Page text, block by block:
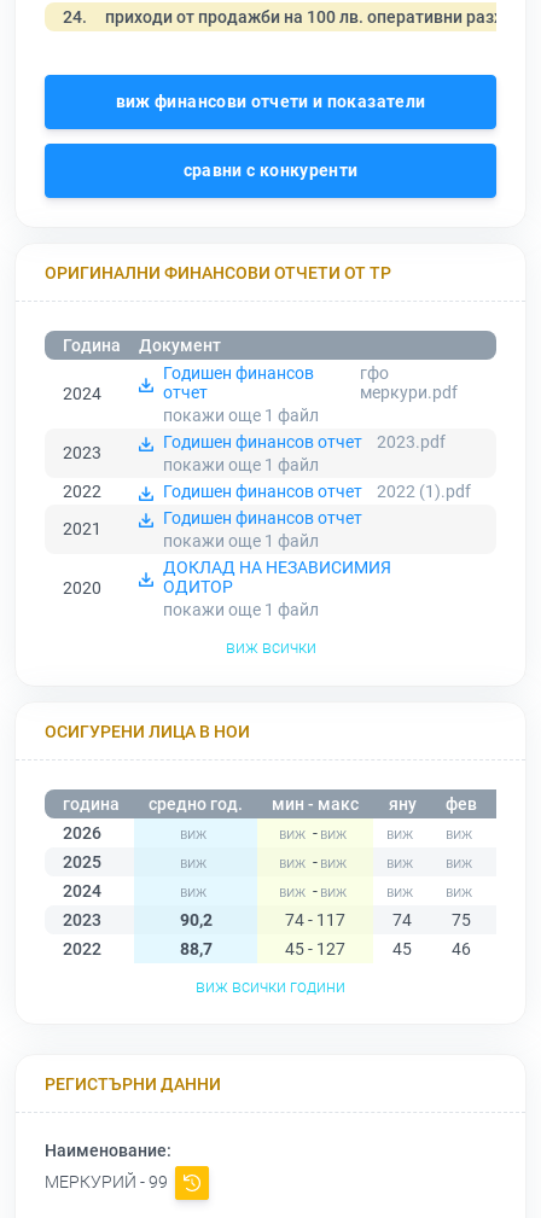
24. приходи от продажби на 100 лв. оперативни разходи
виж финансови отчети и показатели
сравни с конкуренти
ОРИГИНАЛНИ ФИНАНСОВИ ОТЧЕТИ ОТ ТР
Година Документ
2024
Годишен финансов
отчет
гфо
меркури.pdf
покажи още 1 файл
2023
Годишен финансов отчет
2023.pdf
покажи още 1 файл
2022
Годишен финансов отчет
2022 (1).pdf
2021
Годишен финансов отчет
покажи още 1 файл
2020
ДОКЛАД НА НЕЗАВИСИМИЯ
ОДИТОР
покажи още 1 файл
виж всички
ОСИГУРЕНИ ЛИЦА В НОИ
година средно год. мин - макс яну фев
2026
-
2025
-
2024
-
2023
90,2 74 - 117 74 75
2022
88,7 45 - 127 45 46
виж всички години
РЕГИСТЪРНИ ДАННИ
Наименование:
МЕРКУРИЙ - 99